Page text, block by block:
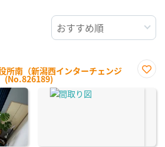
所南（新潟西インターチェンジ
(No.826189)
に入